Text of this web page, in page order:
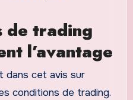
de trading
l’avantage
dans cet avis sur
conditions de trading.